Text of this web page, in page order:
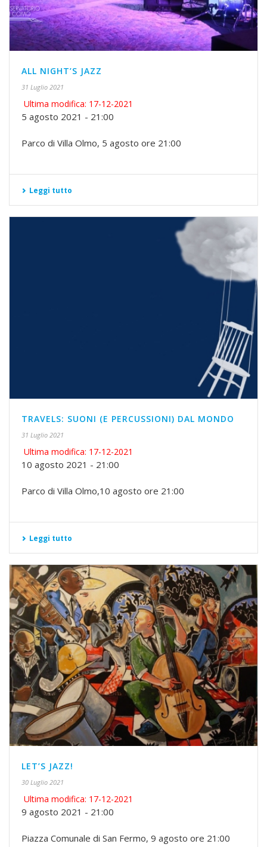
ALL NIGHT’S JAZZ
31 Luglio 2021
Ultima modifica: 17-12-2021
5 agosto 2021 - 21:00
Parco di Villa Olmo, 5 agosto ore 21:00
Leggi tutto
TRAVELS: SUONI (E PERCUSSIONI) DAL MONDO
31 Luglio 2021
Ultima modifica: 17-12-2021
10 agosto 2021 - 21:00
Parco di Villa Olmo,10 agosto ore 21:00
Leggi tutto
LET’S JAZZ!
30 Luglio 2021
Ultima modifica: 17-12-2021
9 agosto 2021 - 21:00
Piazza Comunale di San Fermo, 9 agosto ore 21:00